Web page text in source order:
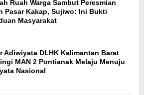
Ruah Warga Sambut Peresmian
Pasar Kakap, Sujiwo: Ini Bukti
Masyarakat
Adiwiyata DLHK Kalimantan Barat
MAN 2 Pontianak Melaju Menuju
Nasional